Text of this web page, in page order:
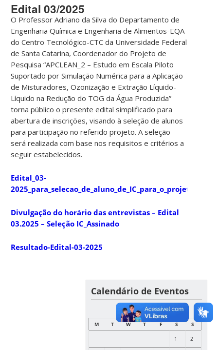
Edital 03/2025
O Professor Adriano da Silva do Departamento de
Engenharia Química e Engenharia de Alimentos-EQA
do Centro Tecnológico-CTC da Universidade Federal
de Santa Catarina, Coordenador do Projeto de
Pesquisa “APCLEAN_2 – Estudo em Escala Piloto
Suportado por Simulação Numérica para a Aplicação
de Misturadores, Ozonização e Extração Líquido-
Líquido na Redução do TOG da Água Produzida”
torna público o presente edital simplificado para
abertura de inscrições, visando à seleção de alunos
para participação no referido projeto. A seleção
será realizada com base nos requisitos e critérios a
seguir estabelecidos.
Edital_03-
Divulgação do horário das entrevistas – Edital
03.2025 – Seleção IC_Assinado
Resultado-Edital-03-2025
Calendário de Eventos
AUGUST
M
T W T F S S
1 2